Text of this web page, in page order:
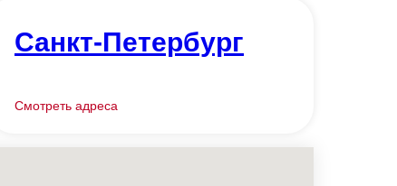
Санкт-Петербург
Смотреть адреса